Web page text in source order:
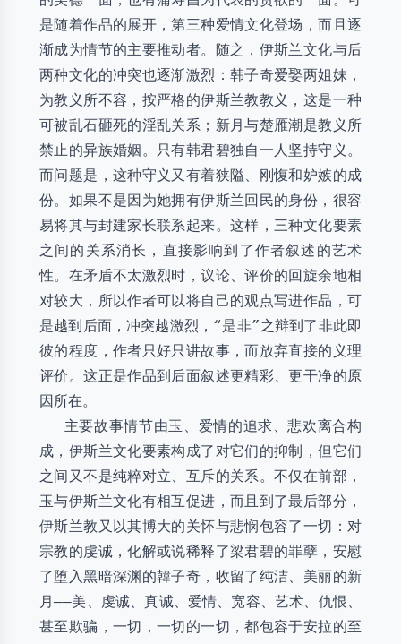
是随着作品的展开，第三种爱情文化登场，而且逐
渐成为情节的主要推动者。随之，伊斯兰文化与后
两种文化的冲突也逐渐激烈：韩子奇爱娶两姐妹，
为教义所不容，按严格的伊斯兰教教义，这是一种
可被乱石砸死的淫乱关系；新月与楚雁潮是教义所
禁止的异族婚姻。只有韩君碧独自一人坚持守义。
而问题是，这种守义又有着狭隘、刚愎和妒嫉的成
份。如果不是因为她拥有伊斯兰回民的身份，很容
易将其与封建家长联系起来。这样，三种文化要素
之间的关系消长，直接影响到了作者叙述的艺术
性。在矛盾不太激烈时，议论、评价的回旋余地相
对较大，所以作者可以将自己的观点写进作品，可
是越到后面，冲突越激烈，“是非”之辩到了非此即
彼的程度，作者只好只讲故事，而放弃直接的义理
评价。这正是作品到后面叙述更精彩、更干净的原
因所在。
主要故事情节由玉、爱情的追求、悲欢离合构
成，伊斯兰文化要素构成了对它们的抑制，但它们
之间又不是纯粹对立、互斥的关系。不仅在前部，
玉与伊斯兰文化有相互促进，而且到了最后部分，
伊斯兰教又以其博大的关怀与悲悯包容了一切：对
宗教的虔诚，化解或说稀释了梁君碧的罪孽，安慰
了堕入黑暗深渊的韓子奇，收留了纯洁、美丽的新
月——美、虔诚、真诚、爱情、宽容、艺术、仇恨、
甚至欺骗，一切，一切的一切，都包容于安拉的至